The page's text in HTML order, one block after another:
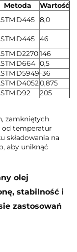
Metoda
Wartość
D445 8,0
D445 46
D2270146
D664 0,5
D5949‑36
D40520,875
D92
205
zamkniętych
od temperatur
składowania na
aby uniknąć
olej
stabilność i
zastosowań